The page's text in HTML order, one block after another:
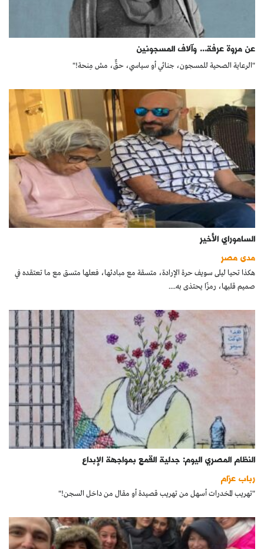
عن مروة عرفة... وآلاف المسجونين
‏"الرعاية الصحية للمسجون، جنائي أو سياسي، حقٌّ، مش مِنحة!"
الساموراي الأخير
مدى مصر
هكذا تحيا ليلى سويف حرة الإرادة، متسقة مع مبادئها، فعلها متسق مع ما تعتقده في
صميم قلبها، رمزًا يحتذى به....
النظام المصري اليوم: جدلية القمع بمواجهة الإبداع
رباب عزام
"تهريب المخدرات أسهل من تهريب قصيدة أو مقال من داخل السجن!"